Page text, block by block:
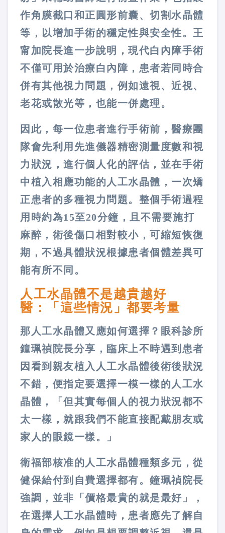
作角膜截口和正圓形前囊、切割水晶體
等，以增加手術的穩定性與安全性。王
甯加院長進一步說明，現代白內障手術
不僅可用於治療白內障，患者若同時合
併有其他視力問題，例如遠視、近視、
老花或散光等，也能一併處理。
因此，每一位患者進行手術前，醫療團
隊會先利用先進儀器精密測量度數和視
力狀況，進行個人化的評估，並在手術
中植入相應功能的人工水晶體，一次矯
正患者的多種視力問題。整個手術過程
用時約為15至20分鐘，且不需要施打
麻醉，術後傷口相對較小，可縮短恢復
期，不過具體狀況根據患者個體差異可
能有所不同。
人工水晶體不是越貴越好
醫：「這些情況」都要考量
那人工水晶體又應如何選擇？眼科診所
鐘珮禎院長分享，臨床上不時遇到患者
因看到親友植入人工水晶體後術後狀況
不錯，便指定要選擇一模一樣的人工水
晶體，「但其實每個人的視力狀況都不
太一樣，就跟我們不能直接配戴朋友或
家人的眼鏡一樣。」
衛福部核准的人工水晶體種類多元，從
健保給付到自費選擇都有。鐘珮禎院長
強調，並非「價格最貴的就是最好」，
在選擇人工水晶體時，患者應先了解自